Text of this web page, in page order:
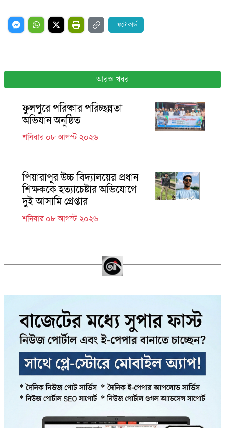
ফটোকার্ড
আরও খবর
ফুলপুরে পরিষ্কার পরিচ্ছন্নতা
অভিযান অনুষ্ঠিত
শনিবার ০৮ আগস্ট ২০২৬
পিয়ারাপুর উচ্চ বিদ্যালয়ের প্রধান
শিক্ষককে হত্যাচেষ্টার অভিযোগে
দুই আসামি গ্রেপ্তার
শনিবার ০৮ আগস্ট ২০২৬